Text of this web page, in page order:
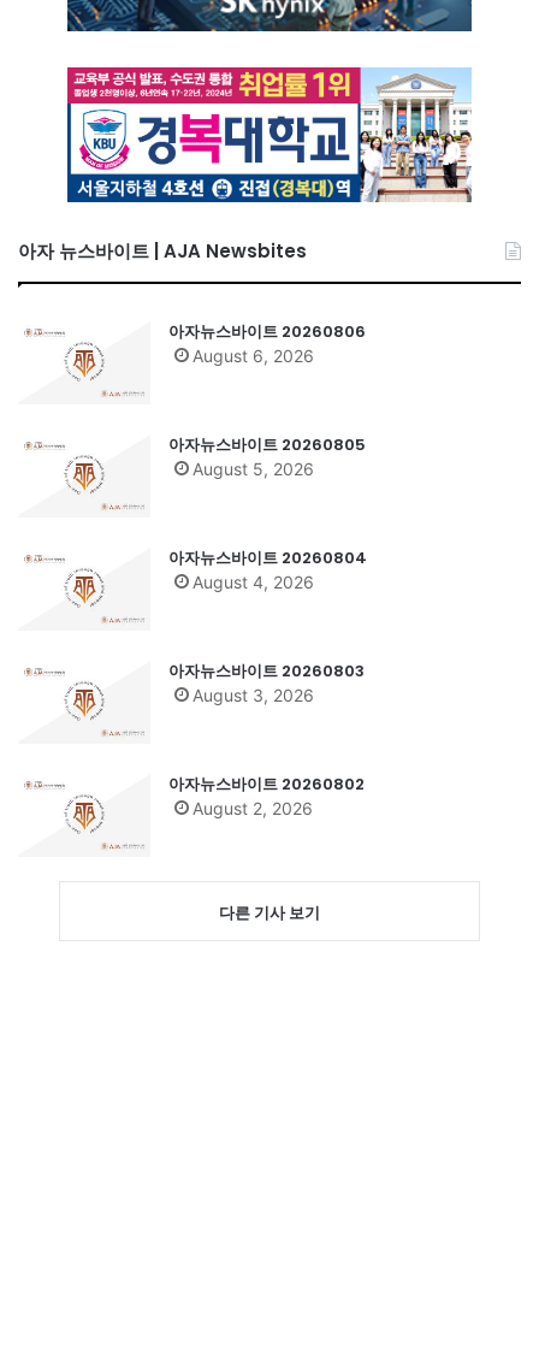
아자 뉴스바이트 | AJA Newsbites
아자뉴스바이트 20260806
August 6, 2026
아자뉴스바이트 20260805
August 5, 2026
아자뉴스바이트 20260804
August 4, 2026
아자뉴스바이트 20260803
August 3, 2026
아자뉴스바이트 20260802
August 2, 2026
다른 기사 보기